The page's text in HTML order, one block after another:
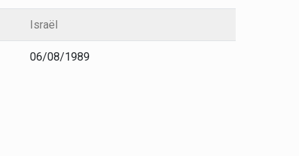
Israël
06/08/1989